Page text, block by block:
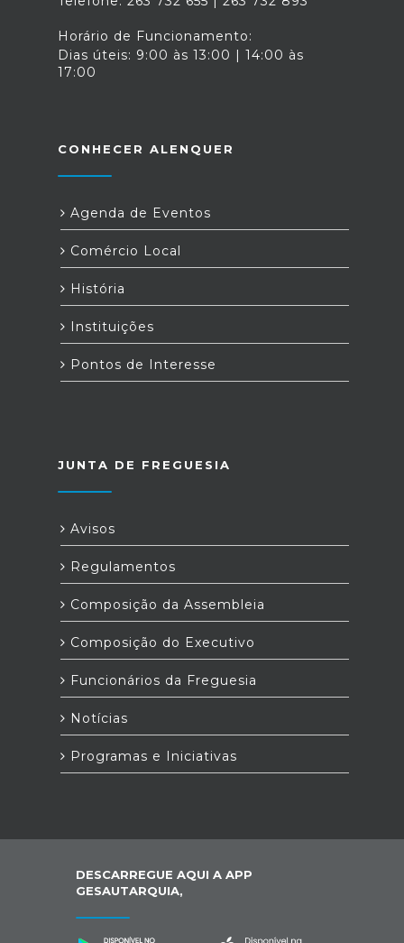
Horário de Funcionamento:
Dias úteis: 9:00 às 13:00 | 14:00 às
17:00
CONHECER ALENQUER
Agenda de Eventos
Comércio Local
História
Instituições
Pontos de Interesse
JUNTA DE FREGUESIA
Avisos
Regulamentos
Composição da Assembleia
Composição do Executivo
Funcionários da Freguesia
Notícias
Programas e Iniciativas
DESCARREGUE AQUI A APP
GESAUTARQUIA,